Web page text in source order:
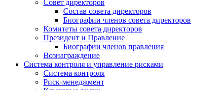
Совет директоров
Состав совета директоров
Биографии членов совета директоров
Комитеты совета директоров
Президент и Правление
Биографии членов правления
Вознаграждение
Система контроля и управление рисками
Система контроля
Риск-менеджмент